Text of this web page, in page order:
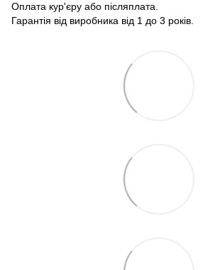
Оплата кур'єру або післяплата.
Гарантія від виробника від 1 до 3 років.